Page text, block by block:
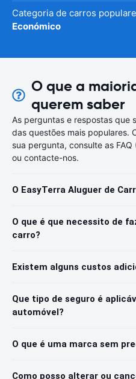
Categoria de carros
Económico
O que a
querem saber
As perguntas e respostas que
das questões mais populares.
sua pergunta, consulte as
ou contacte-nos.
O EasyTerra Aluguer de
O que é que necessito de
carro?
Existem alguns custos
Que tipo de seguro é
automóvel?
O que é uma marca sem
Como posso alterar ou